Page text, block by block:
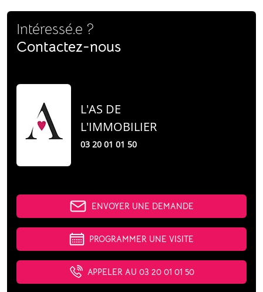
Intéressé.e ?
Contactez-nous
L'AS DE
L'IMMOBILIER
03 20 01 01 50
ENVOYER UNE DEMANDE
PROGRAMMER UNE VISITE
APPELER AU 03 20 01 01 50